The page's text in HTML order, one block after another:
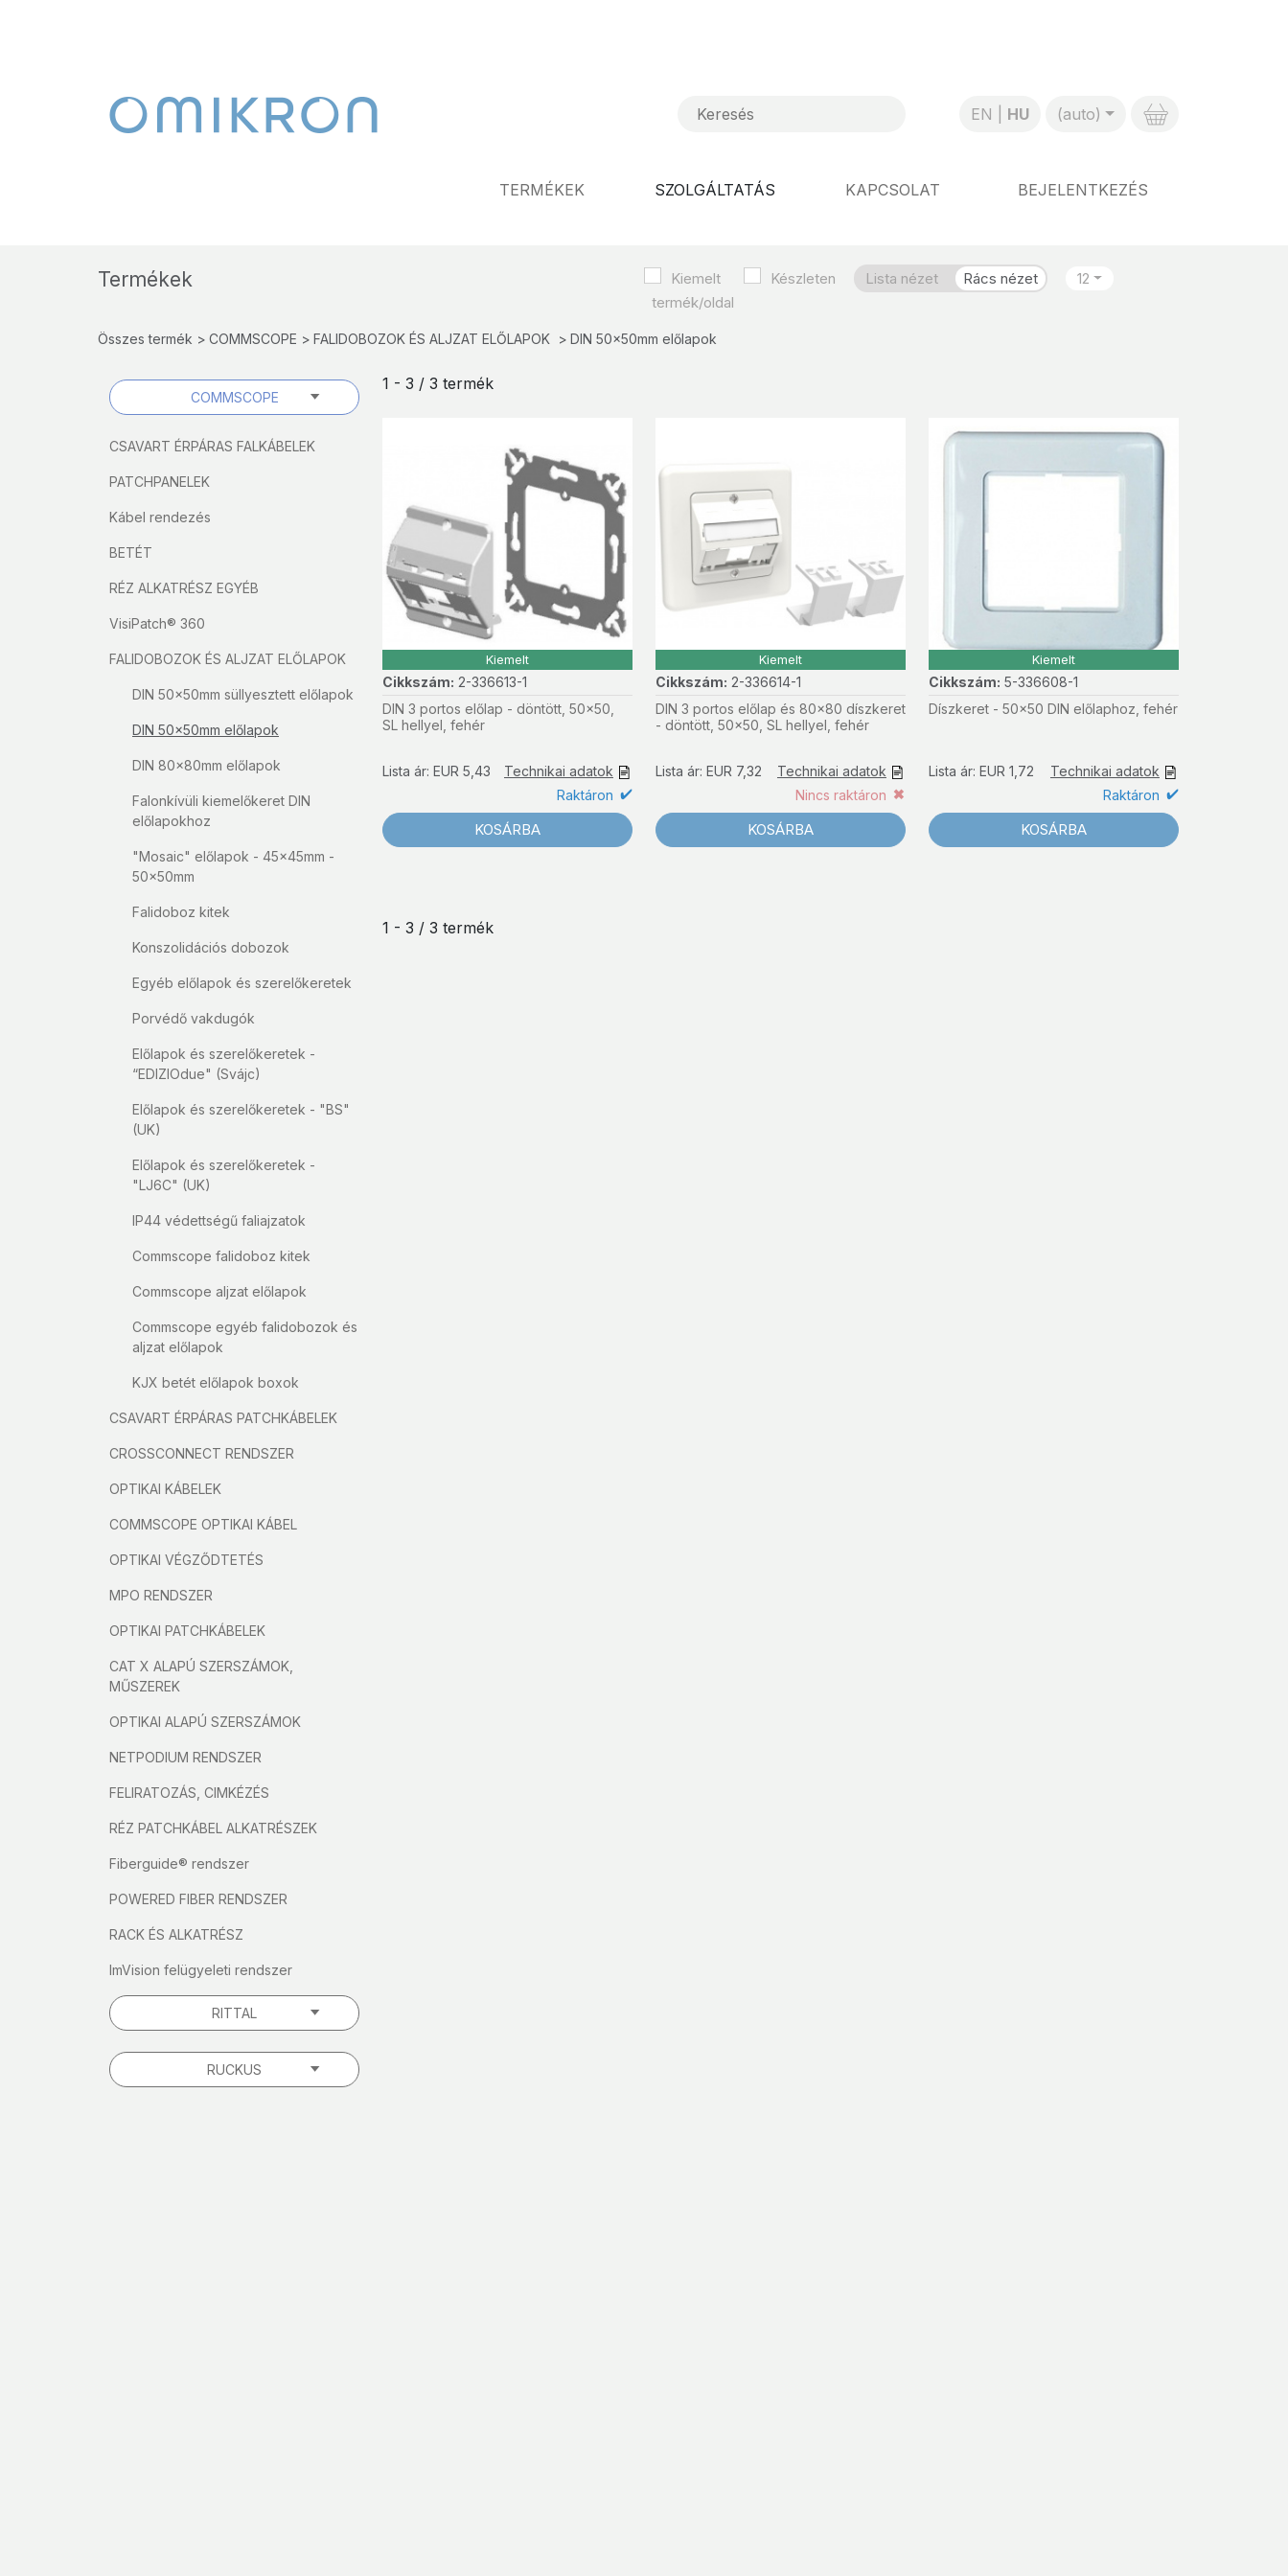
EN HU (auto)
TERMÉKEK SZOLGÁLTATÁS KAPCSOLAT BEJELENTKEZÉS
Termékek Kiemelt Készleten Lista nézet Rács nézet 12
Összes termék COMMSCOPE FALIDOBOZOK ÉS ALJZAT ELŐLAPOK DIN 50x50mm előlapok
COMMSCOPE
CSAVART ÉRPÁRAS FALKÁBELEK
PATCHPANELEK
Kábel rendezés
BETÉT
RÉZ ALKATRÉSZ EGYÉB
VisiPatch® 360
FALIDOBOZOK ÉS ALJZAT ELŐLAPOK
DIN 50x50mm süllyesztett előlapok
DIN 50x50mm előlapok
DIN 80x80mm előlapok
Falonkívüli kiemelőkeret DIN
előlapokhoz
"Mosaic" előlapok - 45x45mm -
50x50mm
Falidoboz kitek
Konszolidációs dobozok
Egyéb előlapok és szerelőkeretek
Porvédő vakdugók
Előlapok és szerelőkeretek -
“EDIZIOdue" (Svájc)
Előlapok és szerelőkeretek - "BS"
(UK)
Előlapok és szerelőkeretek -
"LJ6C" (UK)
IP44 védettségű faliajzatok
Commscope falidoboz kitek
Commscope aljzat előlapok
Commscope egyéb falidobozok és
aljzat előlapok
KJX betét előlapok boxok
CSAVART ÉRPÁRAS PATCHKÁBELEK
CROSSCONNECT RENDSZER
OPTIKAI KÁBELEK
COMMSCOPE OPTIKAI KÁBEL
OPTIKAI VÉGZŐDTETÉS
MPO RENDSZER
OPTIKAI PATCHKÁBELEK
CAT X ALAPÚ SZERSZÁMOK,
MŰSZEREK
OPTIKAI ALAPÚ SZERSZÁMOK
NETPODIUM RENDSZER
FELIRATOZÁS, CIMKÉZÉS
RÉZ PATCHKÁBEL ALKATRÉSZEK
Fiberguide® rendszer
POWERED FIBER RENDSZER
RACK ÉS ALKATRÉSZ
ImVision felügyeleti rendszer
RITTAL
RUCKUS
1 - 3 / 3 termék
Kiemelt
Cikkszám: 2-336613-1
DIN 3 portos előlap - döntött, 50x50,
SL hellyel, fehér
Technikai adatok
Lista ár: EUR 5,43
Raktáron
KOSÁRBA
Kiemelt
Cikkszám: 2-336614-1
DIN 3 portos előlap és 80x80 díszkeret
- döntött, 50x50, SL hellyel, fehér
Technikai adatok
Lista ár: EUR 7,32
Nincs raktáron
KOSÁRBA
Kiemelt
Cikkszám: 5-336608-1
Díszkeret - 50x50 DIN előlaphoz, fehér
Technikai adatok
Lista ár: EUR 1,72
Raktáron
KOSÁRBA
1 - 3 / 3 termék